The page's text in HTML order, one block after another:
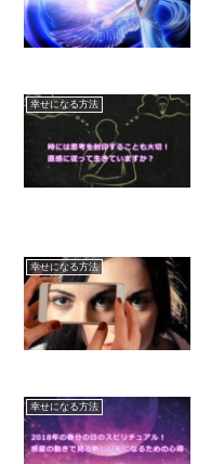
幸せになる方法
幸せになる方法
幸せになる方法